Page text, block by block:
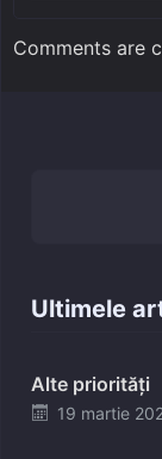
Comments are
Ultimele
Alte priorități
Posted
19 martie